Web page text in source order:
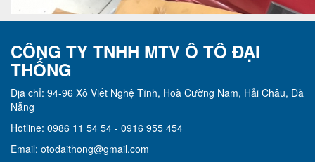
CÔNG TY TNHH MTV Ô TÔ ĐẠI
THỐNG
Địa chỉ: 94-96 Xô Viết Nghệ Tĩnh, Hoà Cường Nam, Hải Châu, Đà
Nẵng
Hotline: 0986 11 54 54 - 0916 955 454
Email: otodaithong@gmail.com